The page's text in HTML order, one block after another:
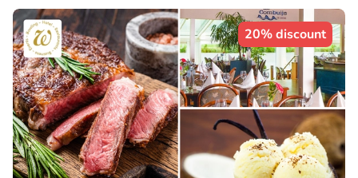
20% discount